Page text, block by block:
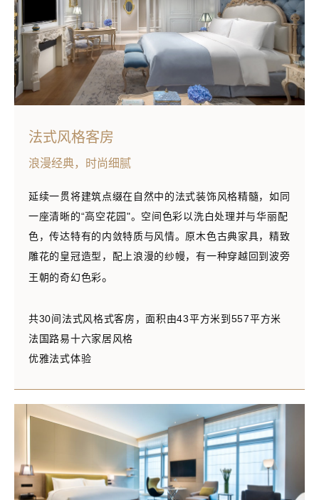
法式风格客房
浪漫经典，时尚细腻
延续一贯将建筑点缀在自然中的法式装饰风格精髓，如同
一座清晰的“高空花园"。空间色彩以洗白处理并与华丽配
色，传达特有的内敛特质与风情。原木色古典家具，精致
雕花的皇冠造型，配上浪漫的纱幔，有一种穿越回到波旁
王朝的奇幻色彩。
共30间法式风格式客房，面积由43平方米到557平方米
法国路易十六家居风格
优雅法式体验